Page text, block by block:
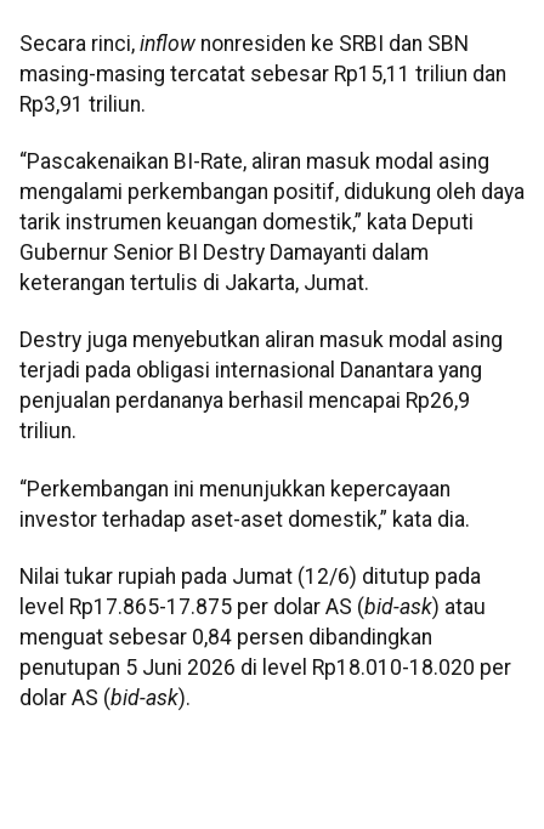
Secara rinci, inflow nonresiden ke SRBI dan SBN
masing-masing tercatat sebesar Rp15,11 triliun dan
Rp3,91 triliun.
“Pascakenaikan BI-Rate, aliran masuk modal asing
mengalami perkembangan positif, didukung oleh daya
tarik instrumen keuangan domestik,” kata Deputi
Gubernur Senior BI Destry Damayanti dalam
keterangan tertulis di Jakarta, Jumat.
Destry juga menyebutkan aliran masuk modal asing
terjadi pada obligasi internasional Danantara yang
penjualan perdananya berhasil mencapai Rp26,9
triliun.
“Perkembangan ini menunjukkan kepercayaan
investor terhadap aset-aset domestik,” kata dia.
Nilai tukar rupiah pada Jumat (12/6) ditutup pada
level Rp17.865-17.875 per dolar AS (bid-ask) atau
menguat sebesar 0,84 persen dibandingkan
penutupan 5 Juni 2026 di level Rp18.010-18.020 per
dolar AS (bid-ask).